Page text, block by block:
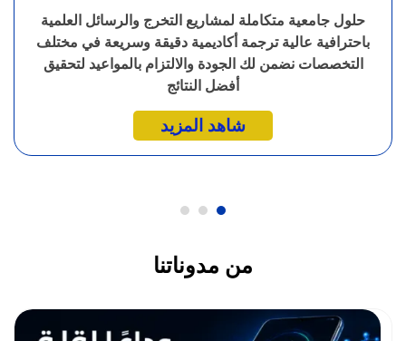
حلول جامعية متكاملة لمشاريع التخرج والرسائل العلمية
باحترافية عالية ترجمة أكاديمية دقيقة وسريعة في مختلف
التخصصات نضمن لك الجودة والالتزام بالمواعيد لتحقيق
أفضل النتائج
شاهد المزيد
من مدوناتنا